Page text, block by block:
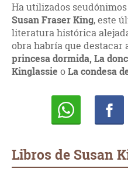
Ha utilizados
Susan Fraser King, este
literatura histórica
obra habría que destacar
princesa dormida, La
Kinglassie oLa condesa
Libros de Susan